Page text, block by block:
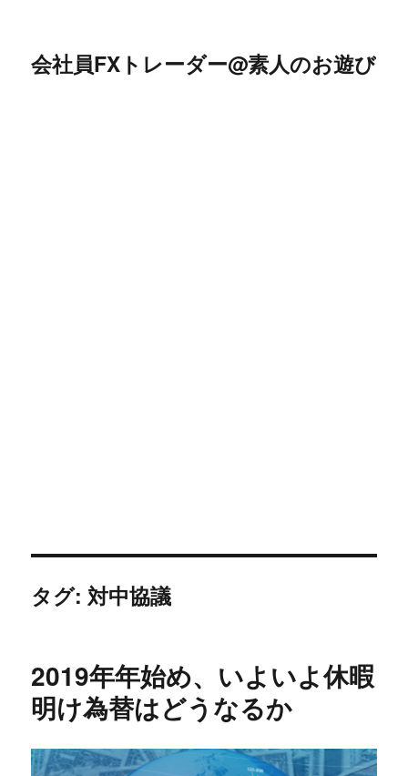
会社員FXトレーダー@素人のお遊び
タグ: 対中協議
2019年年始め、いよいよ休暇
明け為替はどうなるか